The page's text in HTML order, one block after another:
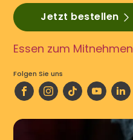
Jetzt bestellen
Essen zum Mitnehmen
Folgen Sie uns